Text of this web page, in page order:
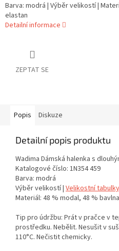
Barva: modrá | Výběr velikostí |
elastan
Detailní informace
ZEPTAT SE
Popis Diskuze
Detailní popis produktu
Wadima Dámská halenka s
Katalogové číslo: 1N354 459
Barva: modrá
Výběr velikostí | Velikostní tabulky
Materiál: 48 % modal, 48 %
Tip pro údržbu: Prát v pračce v
prostředku. Nebělit. Nesušit v
110°C. Nečistit chemicky.